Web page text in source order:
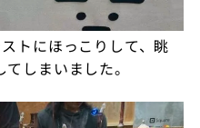
トにほっこりして、眺
しまいました。